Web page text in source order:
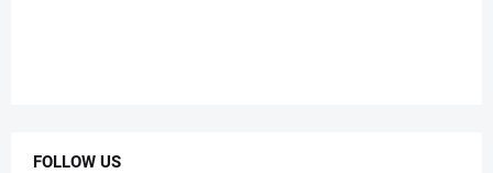
FOLLOW US